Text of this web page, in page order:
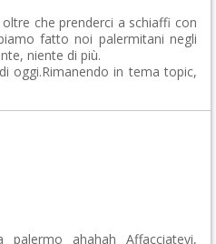
che prenderci a schiaffi con
fatto noi palermitani negli
niente di più.
oggi.Rimanendo in tema topic,
ahahah Affacciatevi,